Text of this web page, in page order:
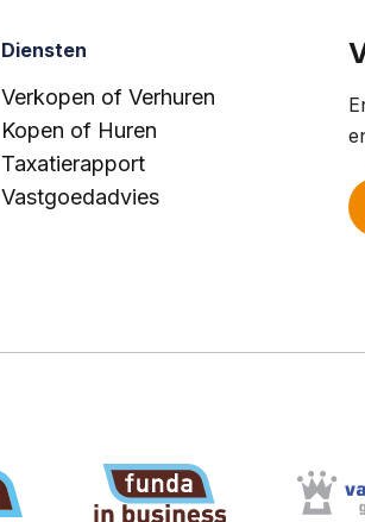
Diensten
Verkopen of Verhuren
Kopen of Huren
Taxatierapport
Vastgoedadvies